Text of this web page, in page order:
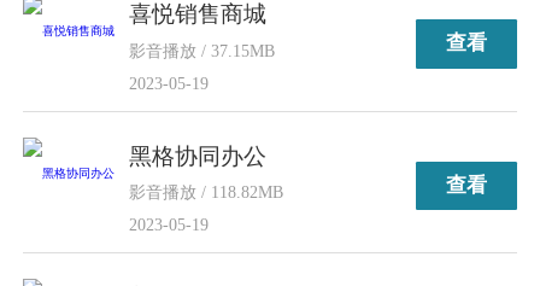
喜悦销售商城
影音播放 / 37.15MB
2023-05-19
查看
黑格协同办公
影音播放 / 118.82MB
2023-05-19
查看